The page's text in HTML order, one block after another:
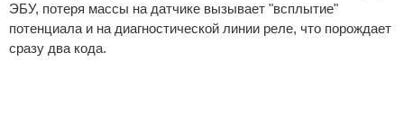
ЭБУ, потеря массы на датчике вызывает "всплытие"
потенциала и на диагностической линии реле, что порождает
сразу два кода.